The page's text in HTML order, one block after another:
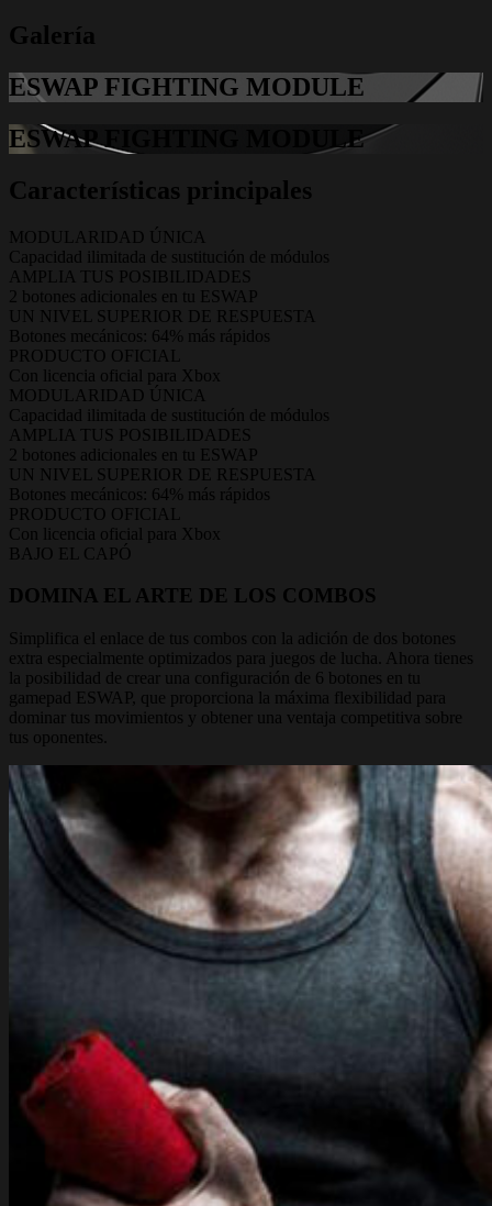
Galería
ESWAP FIGHTING MODULE
ESWAP FIGHTING MODULE
Características principales
MODULARIDAD ÚNICA
Capacidad ilimitada de sustitución de módulos
AMPLIA TUS POSIBILIDADES
2 botones adicionales en tu ESWAP
UN NIVEL SUPERIOR DE RESPUESTA
Botones mecánicos: 64% más rápidos
PRODUCTO OFICIAL
Con licencia oficial para Xbox
MODULARIDAD ÚNICA
Capacidad ilimitada de sustitución de módulos
AMPLIA TUS POSIBILIDADES
2 botones adicionales en tu ESWAP
UN NIVEL SUPERIOR DE RESPUESTA
Botones mecánicos: 64% más rápidos
PRODUCTO OFICIAL
Con licencia oficial para Xbox
BAJO EL CAPÓ
DOMINA EL ARTE DE LOS COMBOS
Simplifica el enlace de tus combos con la adición de dos botones
extra especialmente optimizados para juegos de lucha. Ahora tienes
la posibilidad de crear una configuración de 6 botones en tu
gamepad ESWAP, que proporciona la máxima flexibilidad para
dominar tus movimientos y obtener una ventaja competitiva sobre
tus oponentes.